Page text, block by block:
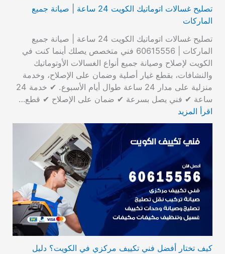
تصليح غسالات اتوماتيك الكويت 24 ساعة | صيانة جميع
الماركات
تصليح غسالات اتوماتيك الكويت 24 ساعة | صيانة جميع
الماركات | 60615556 فني متخصص يصلك أينما كنت في
الكويت لإصلاح وصيانة جميع أنواع الغسالات الأوتوماتيك
والنشافات، بقطع غيار أصلية وضمان على الإصلاح، وخدمة
منزلية على مدار 24 ساعة طوال أيام الأسبوع. ✔ خدمة 24
ساعة ✔ فني يصل بسرعة ✔ ضمان على الإصلاح ✔ قطع…
اقرأ المزيد
كيف تختار أفضل فني تكييف مركزي في الكويت؟ دليل